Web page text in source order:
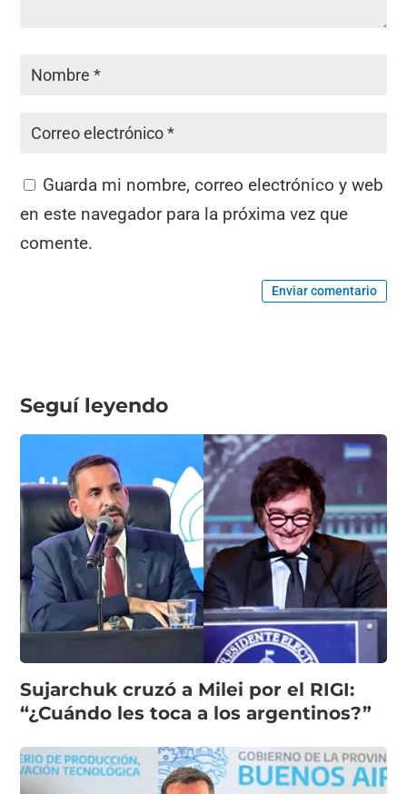
Guarda mi nombre, correo electrónico y web
en este navegador para la próxima vez que
comente.
Enviar comentario
Seguí leyendo
Sujarchuk cruzó a Milei por el RIGI:
“¿Cuándo les toca a los argentinos?”